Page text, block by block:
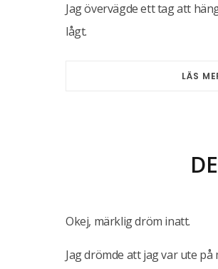
Jag övervägde ett tag att
lågt.
LÄS
Okej, märklig dröm inatt.
Jag drömde att jag var ute